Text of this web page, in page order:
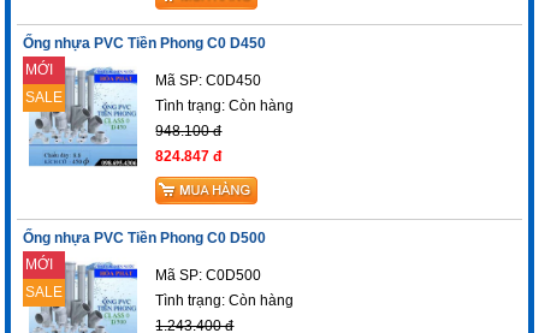
Ống nhựa PVC Tiền Phong C0 D450
MỚI
SALE
Mã SP: C0D450
Tình trạng:Còn hàng
948.100 đ
824.847 đ
Ống nhựa PVC Tiền Phong C0 D500
MỚI
SALE
Mã SP: C0D500
Tình trạng:Còn hàng
1.243.400 đ